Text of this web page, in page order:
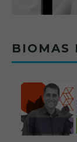
BIOMAS